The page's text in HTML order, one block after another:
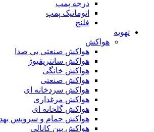
درجه پمپ
اتوماتیک پمپ
فلنج
تهویه
هواکش
هواکش صنعتی بی صدا
هواکش سانتریفیوژ
هواکش خانگی
هواکش صنعتی
هواکش سردخانه ای
هواکش مرغداری
هواکش گلخانه ای
هواکش حمام و سرویس
هواکش بین کانالی